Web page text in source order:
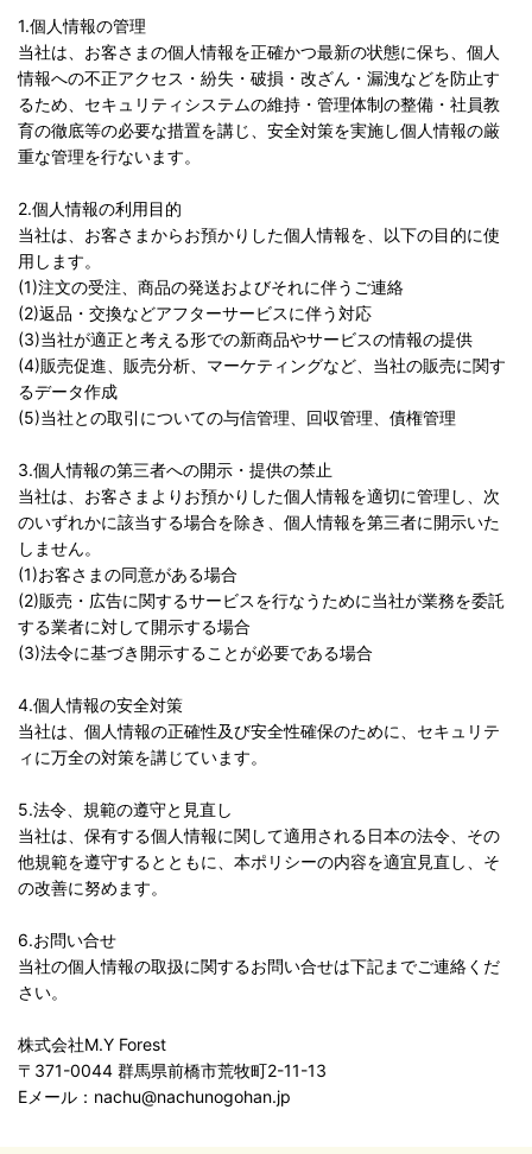
1.個人情報の管理
当社は、お客さまの個人情報を正確かつ最新の状態に保ち、個人
情報への不正アクセス・紛失・破損・改ざん・漏洩などを防止す
るため、セキュリティシステムの維持・管理体制の整備・社員教
育の徹底等の必要な措置を講じ、安全対策を実施し個人情報の厳
重な管理を行ないます。
2.個人情報の利用目的
当社は、お客さまからお預かりした個人情報を、以下の目的に使
用します。
(1)注文の受注、商品の発送およびそれに伴うご連絡
(2)返品・交換などアフターサービスに伴う対応
(3)当社が適正と考える形での新商品やサービスの情報の提供
(4)販売促進、販売分析、マーケティングなど、当社の販売に関す
るデータ作成
(5)当社との取引についての与信管理、回収管理、債権管理
3.個人情報の第三者への開示・提供の禁止
当社は、お客さまよりお預かりした個人情報を適切に管理し、次
のいずれかに該当する場合を除き、個人情報を第三者に開示いた
しません。
(1)お客さまの同意がある場合
(2)販売・広告に関するサービスを行なうために当社が業務を委託
する業者に対して開示する場合
(3)法令に基づき開示することが必要である場合
4.個人情報の安全対策
当社は、個人情報の正確性及び安全性確保のために、セキュリテ
ィに万全の対策を講じています。
5.法令、規範の遵守と見直し
当社は、保有する個人情報に関して適用される日本の法令、その
他規範を遵守するとともに、本ポリシーの内容を適宜見直し、そ
の改善に努めます。
6.お問い合せ
当社の個人情報の取扱に関するお問い合せは下記までご連絡くだ
さい。
株式会社M.Y Forest
〒371-0044 群馬県前橋市荒牧町2-11-13
Eメール：nachu@nachunogohan.jp